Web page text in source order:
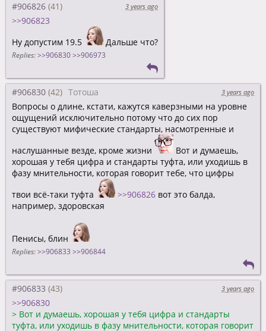
#906826 3 years ago
>>906823
Ну допустим 19.5
Дальше что?
Replies: >>906830 >>906973
#906830 Тотоша 3 years ago
Вопросы о длине, кстати, кажутся каверзными на уровне
ощущений исключительно потому что до сих пор
существуют мифические стандарты, насмотренные и
наслушанные везде, кроме жизни
Вот и думаешь,
хорошая у тебя цифра и стандарты туфта, или уходишь в
фазу мнительности, которая говорит тебе, что цифры
твои всё-таки туфта
>>906826 вот это балда,
например, здоровская
Пенисы, блин
Replies: >>906833 >>906844
#906833 3 years ago
>>906830
> Вот и думаешь, хорошая у тебя цифра и стандарты
туфта, или уходишь в фазу мнительности, которая говорит